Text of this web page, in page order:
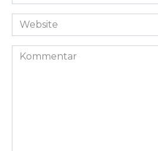
Adresse
Website
Kommentar